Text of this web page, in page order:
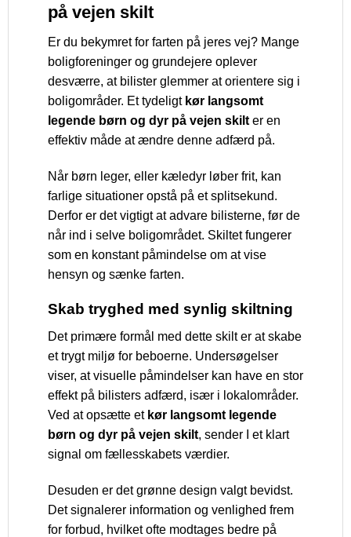
på vejen skilt
Er du bekymret for farten på jeres vej? Mange
boligforeninger og grundejere oplever
desværre, at bilister glemmer at orientere sig i
boligområder. Et tydeligt kør langsomt
legende børn og dyr på vejen skilt er en
effektiv måde at ændre denne adfærd på.
Når børn leger, eller kæledyr løber frit, kan
farlige situationer opstå på et splitsekund.
Derfor er det vigtigt at advare bilisterne, før de
når ind i selve boligområdet. Skiltet fungerer
som en konstant påmindelse om at vise
hensyn og sænke farten.
Skab tryghed med synlig skiltning
Det primære formål med dette skilt er at skabe
et trygt miljø for beboerne. Undersøgelser
viser, at visuelle påmindelser kan have en stor
effekt på bilisters adfærd, især i lokalområder.
Ved at opsætte et kør langsomt legende
børn og dyr på vejen skilt, sender I et klart
signal om fællesskabets værdier.
Desuden er det grønne design valgt bevidst.
Det signalerer information og venlighed frem
for forbud, hvilket ofte modtages bedre på